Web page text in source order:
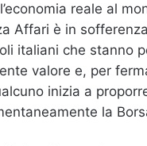
reale al
Affari è in
italiani che stanno
valore e, per
inizia a
la